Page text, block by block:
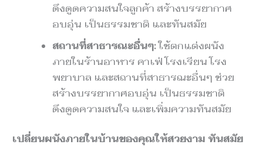
ดึงดูดความสนใจลูกค้า สร้างบรรยากาศ
อบอุ่น เป็นธรรมชาติ และทันสมัย
สถานที่สาธารณะอื่นๆ:ใช้ตกแต่งผนัง
ภายในร้านอาหาร คาเฟ่ โรงเรียน โรง
พยาบาล และสถานที่สาธารณะอื่นๆ ช่วย
สร้างบรรยากาศอบอุ่น เป็นธรรมชาติ
ดึงดูดความสนใจ และเพิ่มความทันสมัย
เปลี่ยนผนังภายในบ้านของคุณให้สวยงาม ทันสมัย